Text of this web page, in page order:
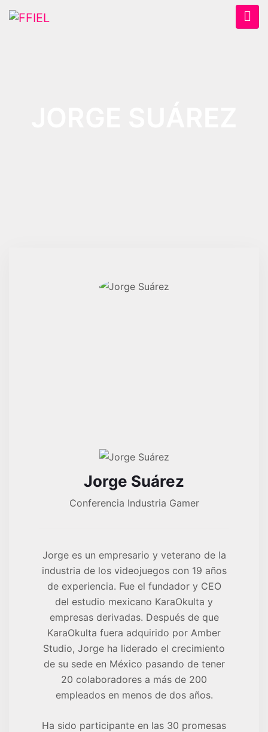
Jorge Suárez
Conferencia Industria Gamer
Jorge es un empresario y veterano de la
industria de los videojuegos con 19 años
de experiencia. Fue el fundador y CEO
del estudio mexicano KaraOkulta y
empresas derivadas. Después de que
KaraOkulta fuera adquirido por Amber
Studio, Jorge ha liderado el crecimiento
de su sede en México pasando de tener
20 colaboradores a más de 200
empleados en menos de dos años.
Ha sido participante en las 30 promesas